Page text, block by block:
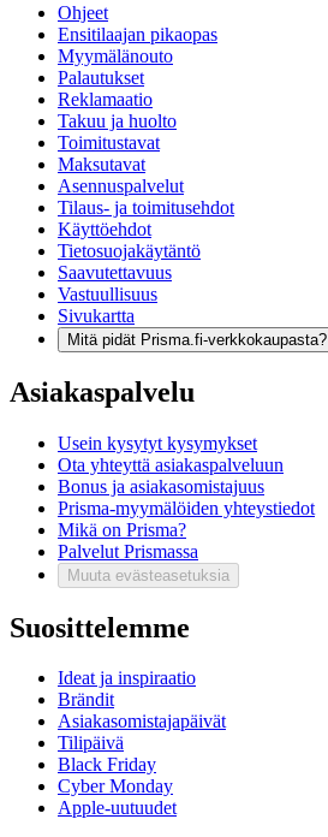
Ohjeet
Ensitilaajan pikaopas
Myymälänouto
Palautukset
Reklamaatio
Takuu ja huolto
Toimitustavat
Maksutavat
Asennuspalvelut
Tilaus- ja toimitusehdot
Käyttöehdot
Tietosuojakäytäntö
Saavutettavuus
Vastuullisuus
Sivukartta
Mitä pidät Prisma.fi-verkkokaupasta?
Asiakaspalvelu
Usein kysytyt kysymykset
Ota yhteyttä asiakaspalveluun
Bonus ja asiakasomistajuus
Prisma-myymälöiden yhteystiedot
Mikä on Prisma?
Palvelut Prismassa
Muuta evästeasetuksia
Suosittelemme
Ideat ja inspiraatio
Brändit
Asiakasomistajapäivät
Tilipäivä
Black Friday
Cyber Monday
Apple-uutuudet